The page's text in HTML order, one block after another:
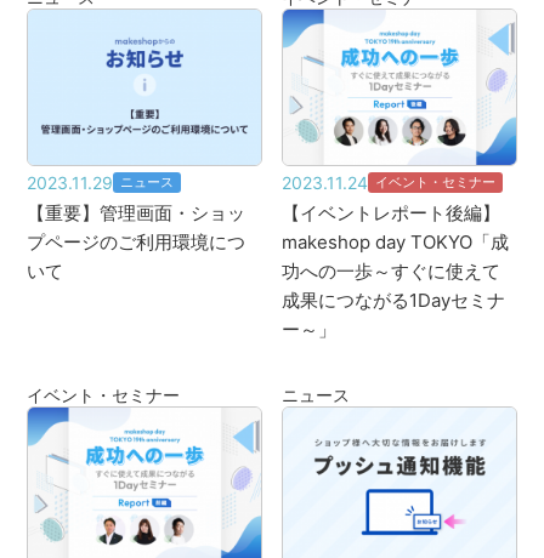
2023.11.29 ニュース
【重要】管理画面・ショッ
プページのご利用環境につ
いて
2023.11.24 イベント・セミナー
【イベントレポート後編】
makeshop day TOKYO「成
功への一歩～すぐに使えて
成果につながる1Dayセミナ
ー～」
イベント・セミナー ニュース